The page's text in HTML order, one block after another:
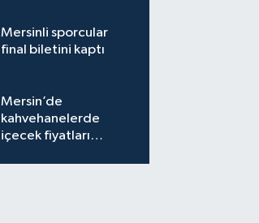
Mersinli sporcular
final biletini kaptı
Mersin’de
kahvehanelerde
içecek fiyatları